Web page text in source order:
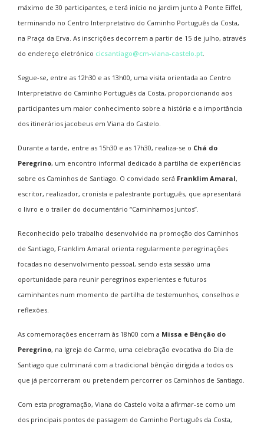
máximo de 30 participantes, e terá início no jardim junto à Ponte Eiffel,
terminando no Centro Interpretativo do Caminho Português da Costa,
na Praça da Erva. As inscrições decorrem a partir de 15 de julho, através
do endereço eletrónico cicsantiago@cm-viana-castelo.pt.
Segue-se, entre as 12h30 e as 13h00, uma visita orientada ao Centro
Interpretativo do Caminho Português da Costa, proporcionando aos
participantes um maior conhecimento sobre a história e a importância
dos itinerários jacobeus em Viana do Castelo.
Durante a tarde, entre as 15h30 e as 17h30, realiza-se o Chá do
Peregrino, um encontro informal dedicado à partilha de experiências
sobre os Caminhos de Santiago. O convidado será Franklim Amaral,
escritor, realizador, cronista e palestrante português, que apresentará
o livro e o trailer do documentário “Caminhamos Juntos”.
Reconhecido pelo trabalho desenvolvido na promoção dos Caminhos
de Santiago, Franklim Amaral orienta regularmente peregrinações
focadas no desenvolvimento pessoal, sendo esta sessão uma
oportunidade para reunir peregrinos experientes e futuros
caminhantes num momento de partilha de testemunhos, conselhos e
reflexões.
As comemorações encerram às 18h00 com a Missa e Bênção do
Peregrino, na Igreja do Carmo, uma celebração evocativa do Dia de
Santiago que culminará com a tradicional bênção dirigida a todos os
que já percorreram ou pretendem percorrer os Caminhos de Santiago.
Com esta programação, Viana do Castelo volta a afirmar-se como um
dos principais pontos de passagem do Caminho Português da Costa,